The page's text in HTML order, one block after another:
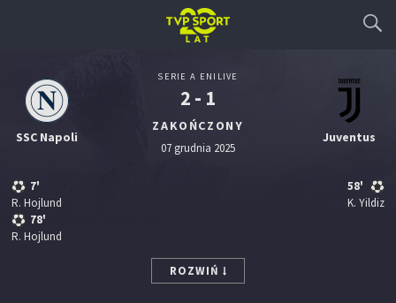
SSC Napoli
7'
R. Hojlund
78'
R. Hojlund
SERIE A ENILIVE
2 - 1
ZAKOŃCZONY
07 grudnia 2025
Juventus
58'
K. Yildiz
ROZWIŃ